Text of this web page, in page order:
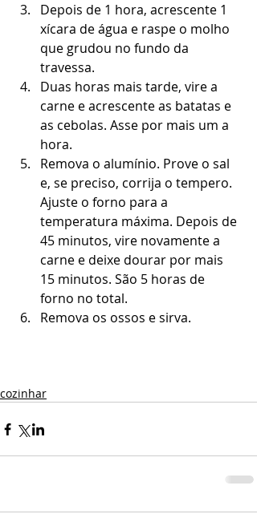
Depois de 1 hora, acrescente 1
xícara de água e raspe o molho
que grudou no fundo da
travessa.
Duas horas mais tarde, vire a
carne e acrescente as batatas e
as cebolas. Asse por mais um a
hora.
Remova o alumínio. Prove o sal
e, se preciso, corrija o tempero.
Ajuste o forno para a
temperatura máxima. Depois de
45 minutos, vire novamente a
carne e deixe dourar por mais
15 minutos. São 5 horas de
forno no total.
Remova os ossos e sirva.
cozinhar